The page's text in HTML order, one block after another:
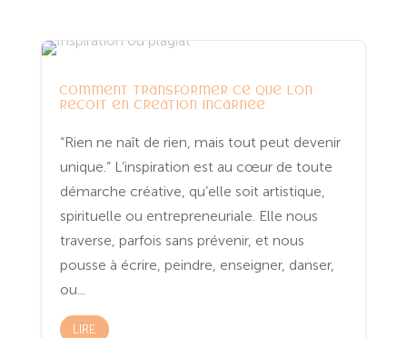
comment transformer ce que l’on
reçoit en création incarnée
“Rien ne naît de rien, mais tout peut devenir
unique.” L’inspiration est au cœur de toute
démarche créative, qu’elle soit artistique,
spirituelle ou entrepreneuriale. Elle nous
traverse, parfois sans prévenir, et nous
pousse à écrire, peindre, enseigner, danser,
ou...
LIRE